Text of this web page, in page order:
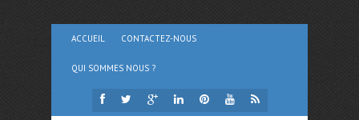
ACCUEIL CONTACTEZ-NOUS
QUI SOMMES NOUS ?